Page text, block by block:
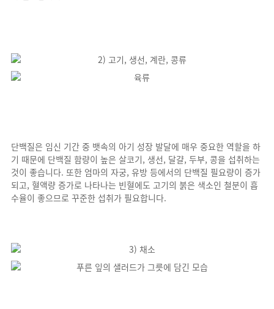
단백질은 임신 기간 중 뱃속의 아기 성장 발달에 매우 중요한 역할을 하
기 때문에 단백질 함량이 높은 살코기, 생선, 달걀, 두부, 콩을 섭취하는
것이 좋습니다. 또한 엄마의 자궁, 유방 등에서의 단백질 필요량이 증가
되고, 혈액량 증가로 나타나는 빈혈에도 고기의 붉은 색소인 철분이 흡
수율이 좋으므로 꾸준한 섭취가 필요합니다.